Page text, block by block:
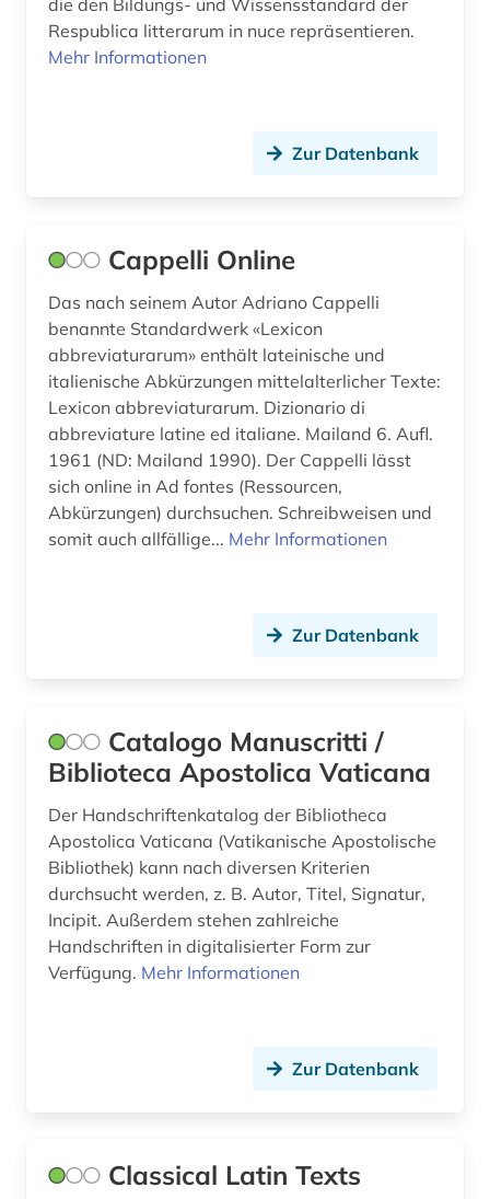
wissenschaftskunde, informations-, buch- und
zeitschriftenaufsatz (2)
ägypten altertum (1)
ägyptisch (1)
ägyptologie (6)
österreich (1)
übersetzung (2)
die den Bildungs- und Wissensstandard der
Respublica litterarum in nuce repräsentieren.
Mehr Informationen
Zur Datenbank
Cappelli Online
Das nach seinem Autor Adriano Cappelli
benannte Standardwerk «Lexicon
abbreviaturarum» enthält lateinische und
italienische Abkürzungen mittelalterlicher Texte:
Lexicon abbreviaturarum. Dizionario di
abbreviature latine ed italiane. Mailand 6. Aufl.
1961 (ND: Mailand 1990). Der Cappelli lässt
sich online in Ad fontes (Ressourcen,
Abkürzungen) durchsuchen. Schreibweisen und
somit auch allfällige... Mehr Informationen
Zur Datenbank
Catalogo Manuscritti /
Biblioteca Apostolica Vaticana
Der Handschriftenkatalog der Bibliotheca
Apostolica Vaticana (Vatikanische Apostolische
Bibliothek) kann nach diversen Kriterien
durchsucht werden, z. B. Autor, Titel, Signatur,
Incipit. Außerdem stehen zahlreiche
Handschriften in digitalisierter Form zur
Verfügung. Mehr Informationen
Zur Datenbank
Classical Latin Texts